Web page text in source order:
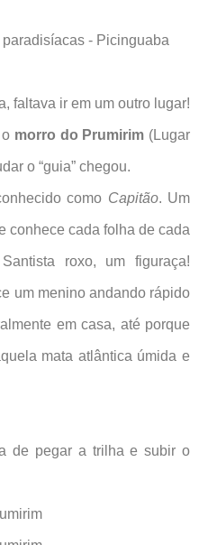
faltava ir em um outro lugar!
morro do Prumirim (Lugar
o “guia” chegou.
como Capitão. Um
conhece cada folha de cada
roxo, um figuraça!
um menino andando rápido
em casa, até porque
mata atlântica úmida e
de pegar a trilha e subir o